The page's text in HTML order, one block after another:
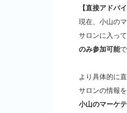
【直接アドバ
現在、小山の
サロンに入っ
のみ参加可能
より具体的に
サロンの情報
小山のマーケ